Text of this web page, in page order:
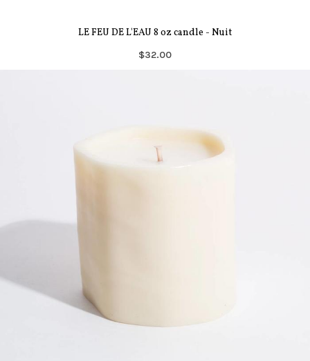
LE FEU DE L'EAU 8 oz candle - Nuit
$32.00